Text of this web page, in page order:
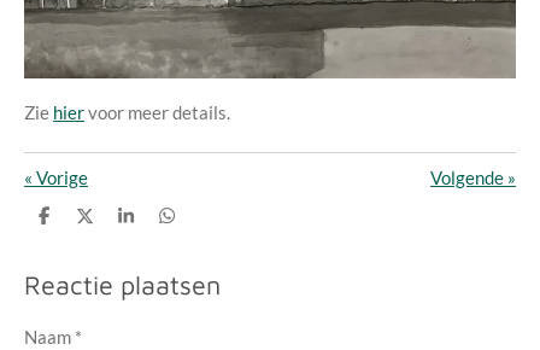
Zie hiervoor meer details.
« Vorige Volgende »
D
n
D
l
S
e
D
e
n
Reactie plaatsen
Naam *